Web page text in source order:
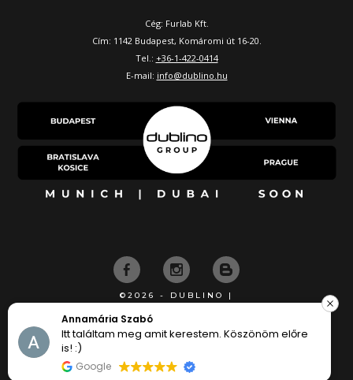
Cég: Furlab Kft.
Cím: 1142 Budapest, Komáromi út 16-20.
Tel.: +36-1-422-0414
E-mail: info@dublino.hu
©2026 - DUBLINO |
KÉSZÍTETTE
Annamária Szabó
Itt találtam meg amit kerestem. Köszönöm előre
is! :)
Google